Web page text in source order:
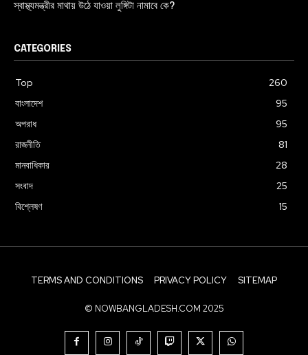
স্বাস্থ্যমন্ত্রীর মাথায় উঠে যাওয়া লুঙ্গিটা নামাবে কে?
CATEGORIES
Top
260
বাংলাদেশ
95
অপরাধ
95
রাজনীতি
81
মানবাধিকার
28
সংবাদ
25
বিশ্লেষণ
15
TERMS AND CONDITIONS PRIVACY POLICY SITEMAP
© NOWBANGLADESH.COM 2025